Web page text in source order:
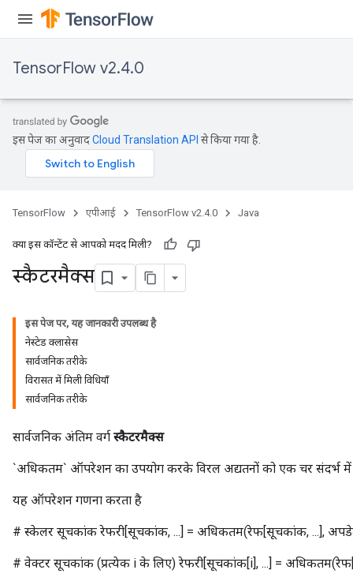
TensorFlow v2.4.0
इस पेज का अनुवादCloud Translation API से किया गया है.
TensorFlow एपीआई TensorFlow v2.4.0 Java
क्या इस कॉन्टेंट से आपको मदद मिली?
स्कैटरमैक्स
इस पेज पर, यह जानकारी उपलब्ध है
नेस्टेड क्लासेस
सार्वजनिक तरीके
विरासत में मिली विधियाँ
सार्वजनिक तरीके
सार्वजनिक अंतिम वर्ग स्कैटरमैक्स
`अधिकतम` ऑपरेशन का उपयोग करके विरल अद्यतनों को एक चर संदर्भ
यह ऑपरेशन गणना करता है
# स्केलर सूचकांक रेफरी[सूचकांक, ...] = अधिकतम(रेफ[सूचकांक, ...],
# वेक्टर सूचकांक (प्रत्येक i के लिए) रेफरी[सूचकांक[i], ...] =